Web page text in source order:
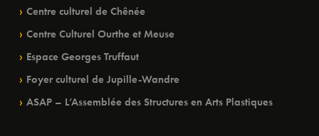
Centre culturel de Chênée
Centre Culturel Ourthe et Meuse
Espace Georges Truffaut
Foyer culturel de Jupille-Wandre
ASAP – L’Assemblée des Structures en Arts Plastiques